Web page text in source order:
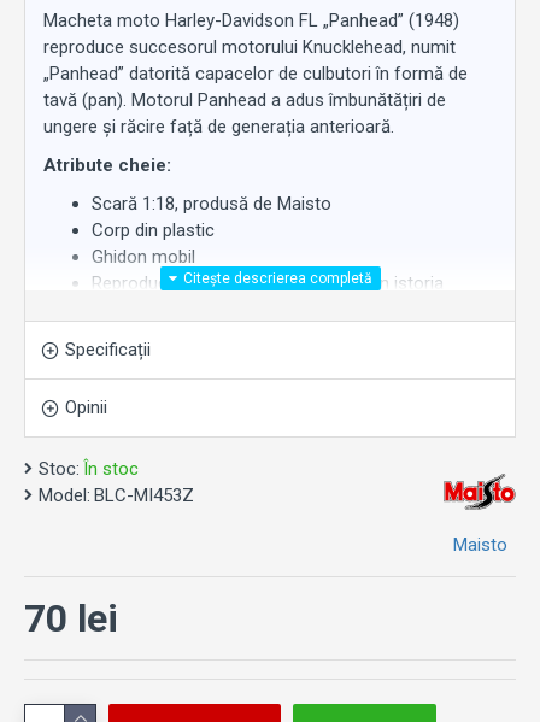
Macheta moto Harley-Davidson FL „Panhead” (1948)
reproduce succesorul motorului Knucklehead, numit
„Panhead” datorită capacelor de culbutori în formă de
tavă (pan). Motorul Panhead a adus îmbunătățiri de
ungere și răcire față de generația anterioară.
Atribute cheie:
Scară 1:18, produsă de Maisto
Corp din plastic
Ghidon mobil
Reproduce era motorului Panhead din istoria
Disponibilă la
Specificații
Opinii
Stoc: În stoc
Model: BLC-MI453Z
Maisto
70 lei